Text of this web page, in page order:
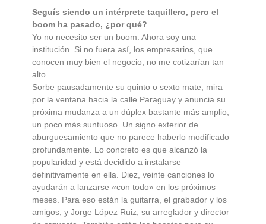
Seguís siendo un intérprete taquillero, pero el
boom ha pasado, ¿por qué?
Yo no necesito ser un boom. Ahora soy una
institución. Si no fuera así, los empresarios, que
conocen muy bien el negocio, no me cotizarían tan
alto.
Sorbe pausadamente su quinto o sexto mate, mira
por la ventana hacia la calle Paraguay y anuncia su
próxima mudanza a un dúplex bastante más amplio,
un poco más suntuoso. Un signo exterior de
aburguesamiento que no parece haberlo modificado
profundamente. Lo concreto es que alcanzó la
popularidad y está decidido a instalarse
definitivamente en ella. Diez, veinte canciones lo
ayudarán a lanzarse «con todo» en los próximos
meses. Para eso están la guitarra, el grabador y los
amigos, y Jorge López Ruiz, su arreglador y director